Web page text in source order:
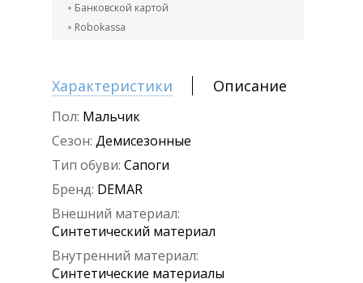
Банковской картой
Robokassa
Характеристики Описание
Пол: Мальчик
Сезон: Демисезонные
Тип обуви: Сапоги
Бренд: DEMAR
Внешний материал:
Синтетический материал
Внутренний материал:
Синтетические материалы